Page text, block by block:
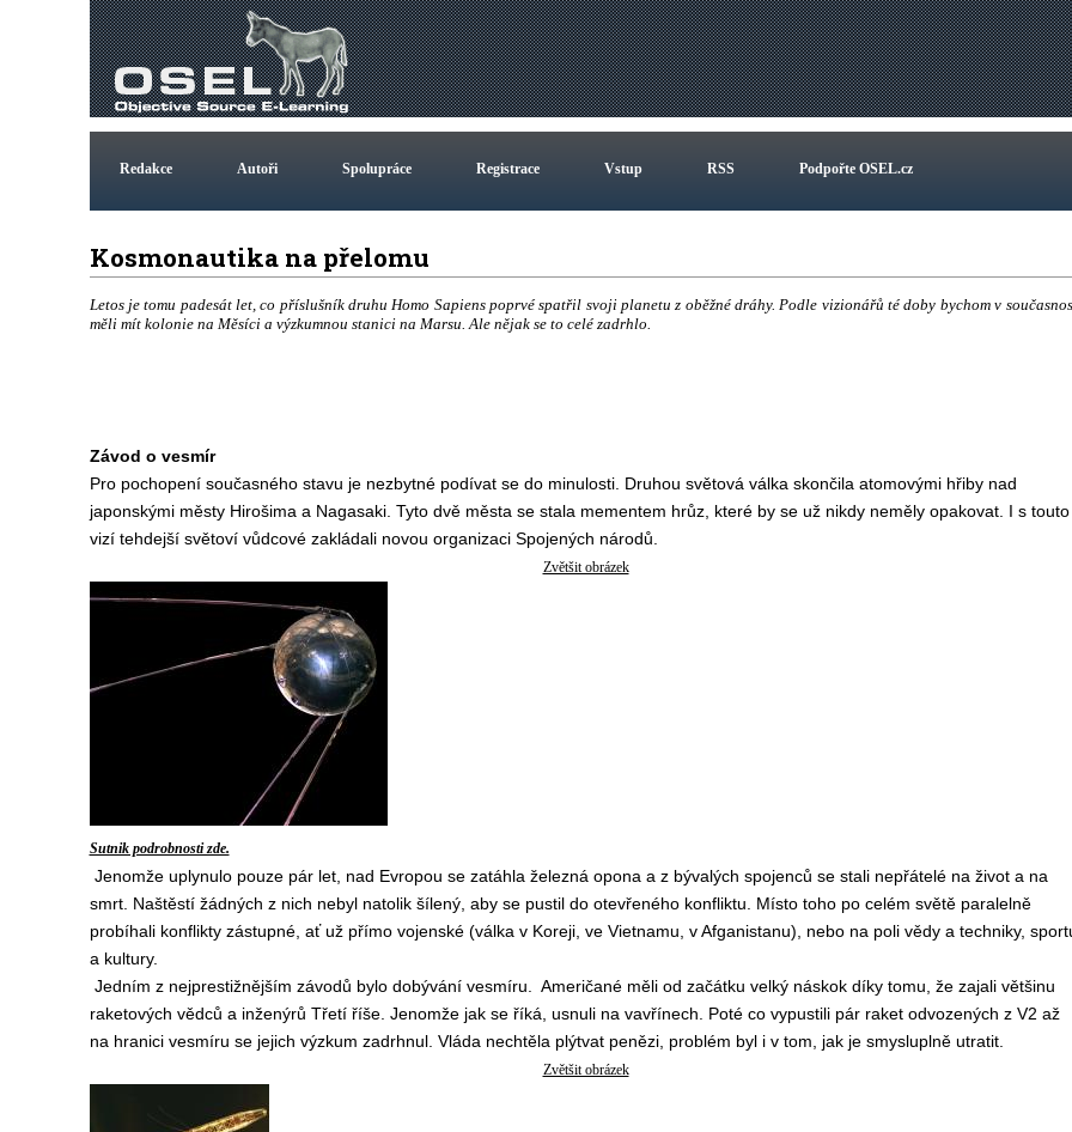
Redakce Autoři Spolupráce Registrace Vstup RSS Podpořte OSEL.cz
Kosmonautika na přelomu
Letos je tomu padesát let, co příslušník druhu Homo Sapiens poprvé spatřil svoji planetu z oběžné dráhy. Podle vizionářů té doby bychom v
měli mít kolonie na Měsíci a výzkumnou stanici na Marsu. Ale nějak se to celé zadrhlo.
Závod o vesmír
Pro pochopení současného stavu je nezbytné podívat se do minulosti. Druhou světová válka skončila atomovými hřiby nad
japonskými městy Hirošima a Nagasaki. Tyto dvě města se stala mementem hrůz, které by se už nikdy neměly opakovat. I s touto
vizí tehdejší světoví vůdcové zakládali novou organizaci Spojených národů.
Zvětšit obrázek
Sutnik podrobnosti zde.
Jenomže uplynulo pouze pár let, nad Evropou se zatáhla železná opona a z bývalých spojenců se stali nepřátelé na život a na
smrt. Naštěstí žádných z nich nebyl natolik šílený, aby se pustil do otevřeného konfliktu. Místo toho po celém světě paralelně
probíhali konflikty zástupné, ať už přímo vojenské (válka v Koreji, ve Vietnamu, v Afganistanu), nebo na poli vědy a techniky,
a kultury.
Jedním z nejprestižnějším závodů bylo dobývání vesmíru. Američané měli od začátku velký náskok díky tomu, že zajali většinu
raketových vědců a inženýrů Třetí říše. Jenomže jak se říká, usnuli na vavřínech. Poté co vypustili pár raket odvozených z V2 až
na hranici vesmíru se jejich výzkum zadrhnul. Vláda nechtěla plýtvat penězi, problém byl i v tom, jak je smysluplně utratit.
Zvětšit obrázek